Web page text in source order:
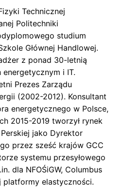
Technicznej
Politechniki
studium
Głównej Handlowej.
z ponad 30-letnią
i IT.
Prezes Zarządu
(2002-2012). Konsultant
energetycznego w Polsce,
2015-2019 tworzył rynek
jako Dyrektor
przez sześć krajów GCC
systemu przesyłowego
dla NFOŚiGW, Columbus
platformy elastyczności.